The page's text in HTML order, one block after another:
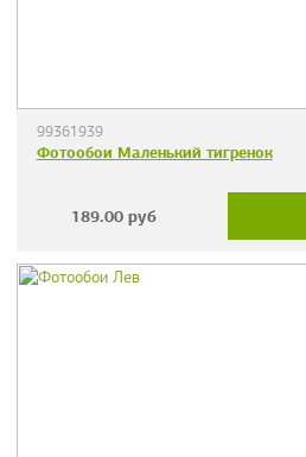
99361939
Фотообои Маленький тигренок
189.00 руб